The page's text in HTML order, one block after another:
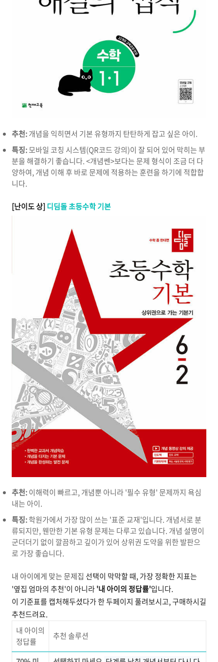
추천:개념을 익히면서 기본 유형까지 탄탄하게 잡고 싶은 아이.
특징:모바일 코칭 시스템(QR코드 강의)이 잘 되어 있어 막히는 부
분을 해결하기 좋습니다. <개념쎈>보다는 문제 형식이 조금 더 다
양하여, 개념 이해 후 바로 문제에 적용하는 훈련을 하기에 적합합
니다.
[난이도 상]디딤돌 초등수학 기본
추천:이해력이 빠르고, 개념뿐 아니라 '필수 유형' 문제까지 욕심
내는 아이.
특징:학원가에서 가장 많이 쓰는 '표준 교재'입니다. 개념서로 분
류되지만, 웬만한 기본 유형 문제는 다루고 있습니다. 개념 설명이
군더더기 없이 깔끔하고 깊이가 있어 상위권 도약을 위한 발판으
로 가장 좋습니다.
내 아이에게 맞는 문제집 선택이 막막할 때, 가장 정확한 지표는
'옆집 엄마의 추천'이 아니라'내 아이의 정답률'입니다.
이 기준표를 캡처해두셨다가 한 두페이지 풀려보시고, 구매하시길
추천드려요.
내 아이의
정답률
추천 솔루션